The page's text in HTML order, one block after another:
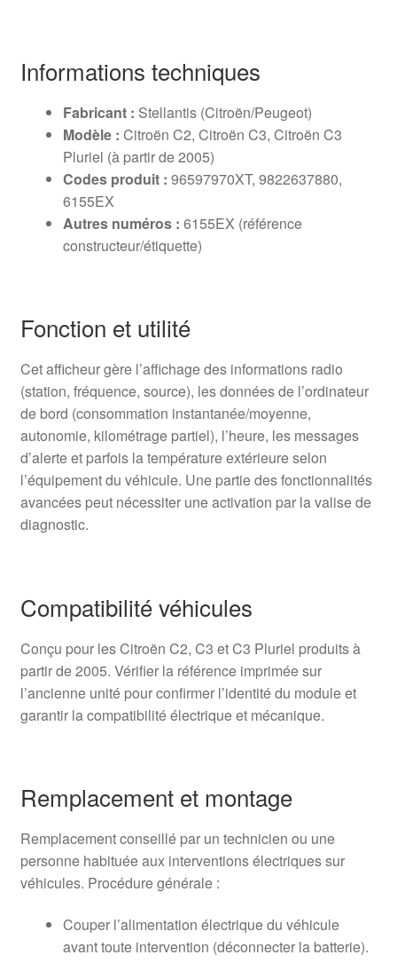
Informations techniques
Fabricant : Stellantis (Citroën/Peugeot)
Modèle : Citroën C2, Citroën C3, Citroën C3
Pluriel (à partir de 2005)
Codes produit : 96597970XT, 9822637880,
6155EX
Autres numéros : 6155EX (référence
constructeur/étiquette)
Fonction et utilité
Cet afficheur gère l’affichage des informations radio
(station, fréquence, source), les données de l’ordinateur
de bord (consommation instantanée/moyenne,
autonomie, kilométrage partiel), l’heure, les messages
d’alerte et parfois la température extérieure selon
l’équipement du véhicule. Une partie des fonctionnalités
avancées peut nécessiter une activation par la valise de
diagnostic.
Compatibilité véhicules
Conçu pour les Citroën C2, C3 et C3 Pluriel produits à
partir de 2005. Vérifier la référence imprimée sur
l’ancienne unité pour confirmer l’identité du module et
garantir la compatibilité électrique et mécanique.
Remplacement et montage
Remplacement conseillé par un technicien ou une
personne habituée aux interventions électriques sur
véhicules. Procédure générale :
Couper l’alimentation électrique du véhicule
avant toute intervention (déconnecter la batterie).